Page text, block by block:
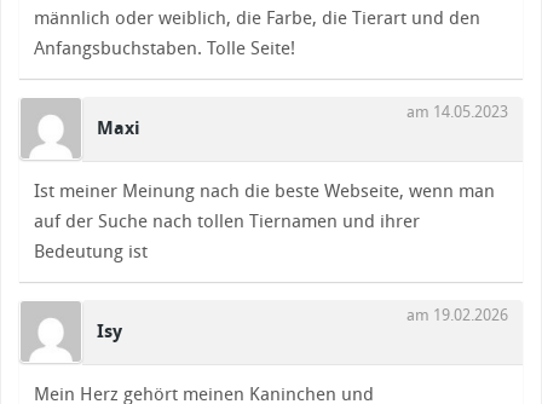
männlich oder weiblich, die Farbe, die Tierart und den
Anfangsbuchstaben. Tolle Seite!
Maxi
am 14.05.2023
Ist meiner Meinung nach die beste Webseite, wenn man
auf der Suche nach tollen Tiernamen und ihrer
Bedeutung ist
Isy
am 19.02.2026
Mein Herz gehört meinen Kaninchen und